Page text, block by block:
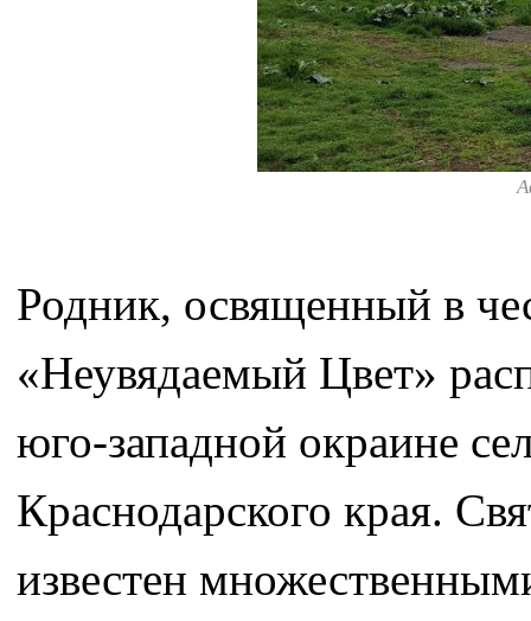
Родник, освященный в
«Неувядаемый Цвет»
юго-западной окраине
Краснодарского края.
известен